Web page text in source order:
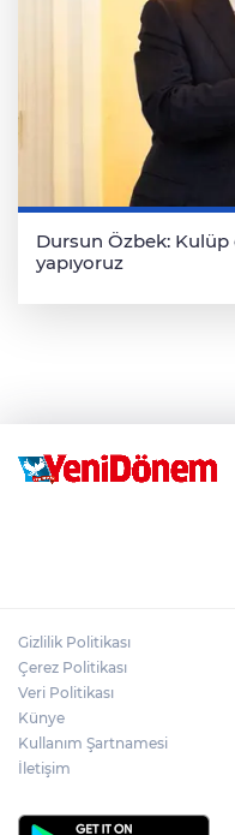
Dursun Özbek:
yapıyoruz
Gizlilik Politikası
Çerez Politikası
Veri Politikası
Künye
Kullanım Şartnamesi
İletişim